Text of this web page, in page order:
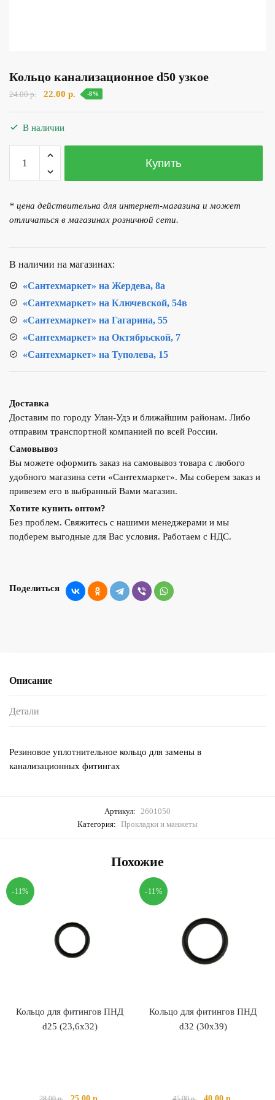
Кольцо канализационное d50 узкое
24.00р.
Первоначальная
22.00 р. Текущая
-8%
В наличии
Количество
товара
Кольцо
d50
узкое
Купить
* цена действительна для интернет-магазина и может
отличаться в магазинах розничной сети.
В наличии на магазинах:
«Сантехмаркет» на Жердева, 8а
«Сантехмаркет» на Ключевской, 54в
«Сантехмаркет» на Гагарина, 55
«Сантехмаркет» на Октябрьской, 7
«Сантехмаркет» на Туполева, 15
Доставка
Доставим по городу Улан-Удэ и ближайшим районам. Либо
отправим транспортной компанией по всей России.
Самовывоз
Вы можете оформить заказ на самовывоз товара с любого
удобного магазина сети «Сантехмаркет». Мы соберем заказ и
привезем его в выбранный Вами магазин.
Хотите купить оптом?
Без проблем. Свяжитесь с нашими менеджерами и мы
подберем выгодные для Вас условия. Работаем с НДС.
Поделиться
Описание
Детали
Резиновое уплотнительное кольцо для замены в
канализационных фитингах
Артикул:
2601050
Категория: Прокладки и манжеты
Похожие
-11%
Кольцо для фитингов ПНД
d25 (23,6х32)
Первоначальная
-11%
Кольцо для фитингов ПНД
d32 (30х39)
Первоначальная